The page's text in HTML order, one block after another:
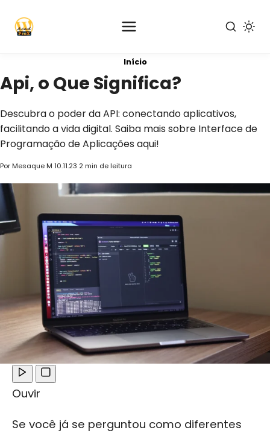
para
o
conteúdo
principal
Início
Api, o Que Significa?
Descubra o poder da API: conectando aplicativos,
facilitando a vida digital. Saiba mais sobre Interface de
Programação de Aplicações aqui!
Por Mesaque M 10.11.23 2 min de leitura
Ouvir
Se você já se perguntou como diferentes